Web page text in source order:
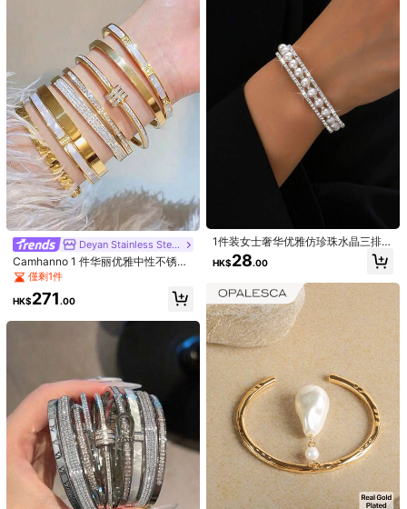
有幫助
顏色: 金黃色 / 尺寸: 3件套裝
商品很漂亮我非常喜歡
有幫助 (0)
j***7 顏色: 金黃色 / 尺寸: 3件套裝
Cutesetofminimilist heavy comfy
m***y 顏色: 金黃色 / 尺寸: 1件水滴形手鐲
Muybuenacalidad,meencantódefinitivamente volvería
apedir
Material: 鋅合金
Ladies' Fashion Jewelry
22K 追蹤者
4.87 22K 追蹤者
4.87 22K 追蹤者
t***3正在瀏覽
4.87
22K 追蹤者
關注
High Repeat Customers 一年前成立 最近售出 210K
Deyan Stainless Steel Jewelry
Camhanno 1 件华丽优雅中性不锈钢
手链精致各种手链适合女士的生日礼
物
僅剩1件
HK$271 .00
1件装女士奢华优雅仿珍珠水晶三排手
链，适合派对佩戴
HK$28.00